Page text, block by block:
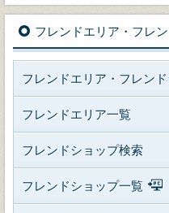
フレンドエリア・フレ
フレンドエリア・フレン
フレンドエリア一覧
フレンドショップ検索
フレンドショップ一覧